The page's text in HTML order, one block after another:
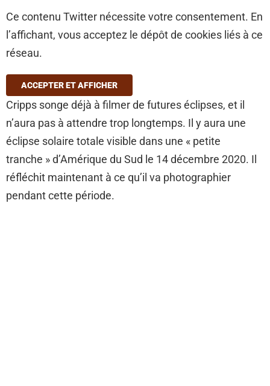
Ce contenu Twitter nécessite votre consentement. En
l’affichant, vous acceptez le dépôt de cookies liés à ce
réseau.
ACCEPTER ET AFFICHER
Cripps songe déjà à filmer de futures éclipses, et il
n’aura pas à attendre trop longtemps. Il y aura une
éclipse solaire totale visible dans une « petite
tranche » d’Amérique du Sud le 14 décembre 2020. Il
réfléchit maintenant à ce qu’il va photographier
pendant cette période.